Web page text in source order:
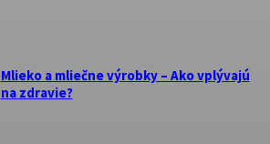
Mlieko a mliečne výrobky – Ako vplývajú
na zdravie?